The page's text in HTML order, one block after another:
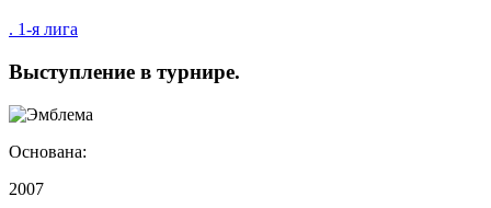
. 1-я лига
Выступление в турнире.
Основана:
2007